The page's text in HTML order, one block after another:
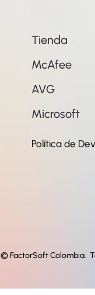
Tienda
McAfee
AVG
Microsoft
Política de
© FactorSoft Colombia.